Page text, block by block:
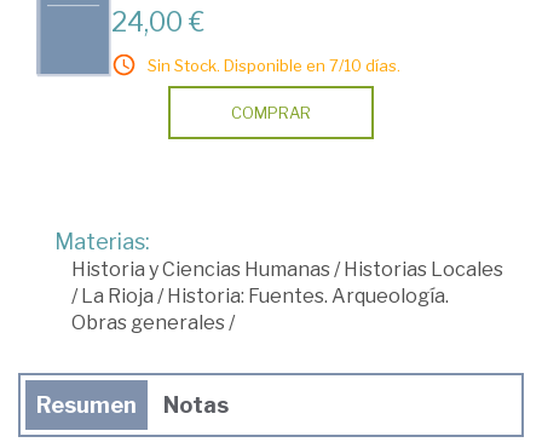
24,00 €
Sin Stock. Disponible en 7/10 días.
COMPRAR
Materias:
Historia y Ciencias Humanas/Historias Locales
/La Rioja /Historia: Fuentes. Arqueología.
Obras generales/
Resumen Notas